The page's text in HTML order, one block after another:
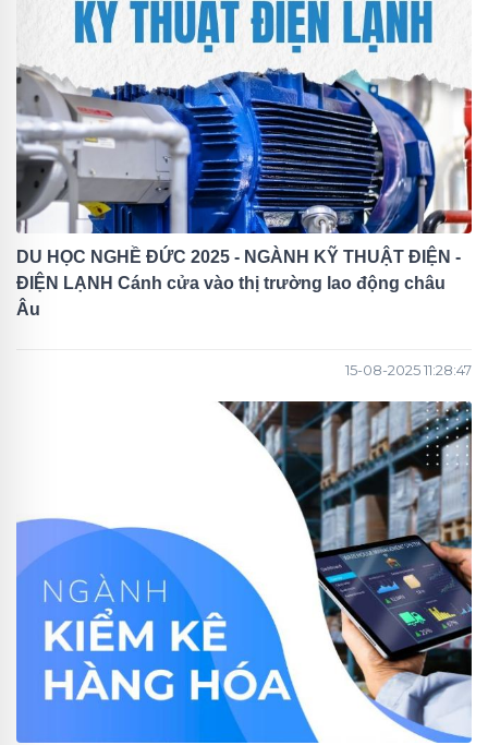
DU HỌC NGHỀ ĐỨC 2025 - NGÀNH KỸ THUẬT ĐIỆN -
ĐIỆN LẠNH Cánh cửa vào thị trường lao động châu
Âu
15-08-2025 11:28:47